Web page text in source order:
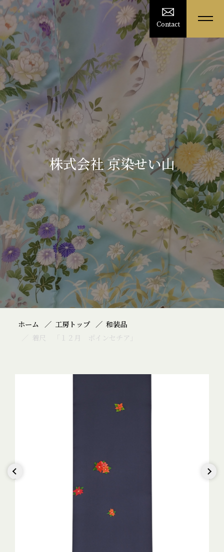
Contact
株式会社 京染せい山
ホーム 工房トップ
和装品
着尺 「１２月 ポインセチア」